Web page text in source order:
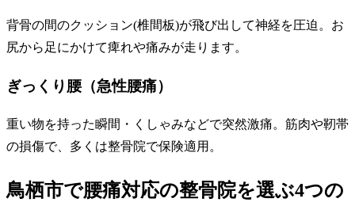
背骨の間のクッション(椎間板)が飛び出して神経を圧迫。お
尻から足にかけて痺れや痛みが走ります。
ぎっくり腰（急性腰痛）
重い物を持った瞬間・くしゃみなどで突然激痛。筋肉や靭帯
の損傷で、多くは整骨院で保険適用。
鳥栖市で腰痛対応の整骨院を選ぶ4つの